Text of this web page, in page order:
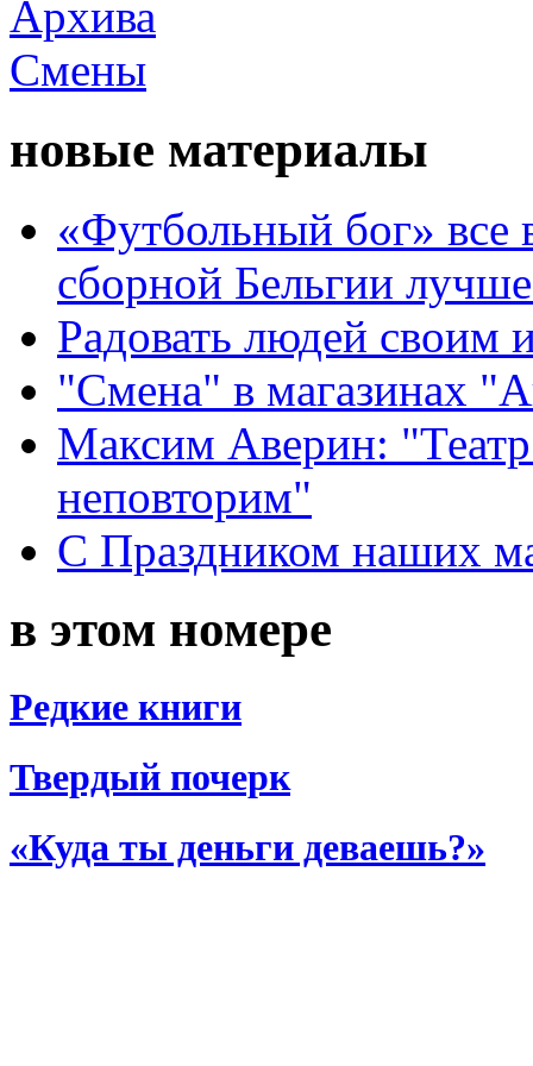
новые материалы
«Футбольный бог» все
сборной Бельгии
Радовать людей своим
"Смена" в магазинах
Максим Аверин:
неповторим"
С Праздником наших
в этом номере
Редкие книги
Твердый почерк
«Куда ты деньги деваешь?»